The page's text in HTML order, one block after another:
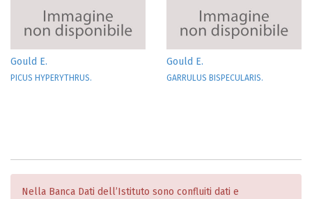
Gould E.
PICUS HYPERYTHRUS.
Gould E.
GARRULUS BISPECULARIS.
Nella Banca Dati dell’Istituto sono confluiti dati e